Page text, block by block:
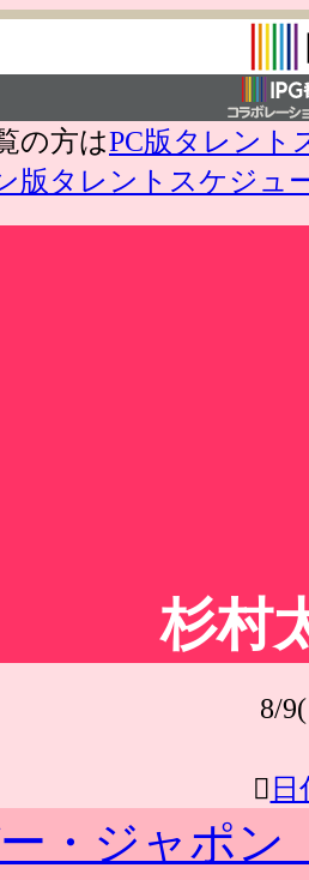
の方はPC版タレント
版タレントスケジュ
杉村
8/9(

ー・ジャポ